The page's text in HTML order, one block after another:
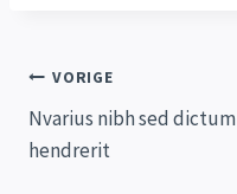
Bericht
navigatie
VORIGE
Nvarius nibh sed dictum
hendrerit